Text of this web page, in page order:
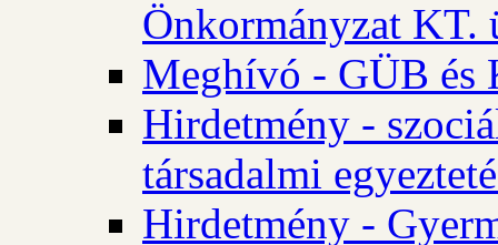
Önkormányzat KT.
Meghívó - GÜB és
Hirdetmény -
társadalmi
Hirdetmény -